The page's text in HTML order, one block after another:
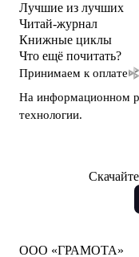
Лучшие из лучших
Читай-журнал
Книжные циклы
Что ещё почитать?
Принимаем к оплате
На информационном
технологии.
ООО «ГРАМОТА»